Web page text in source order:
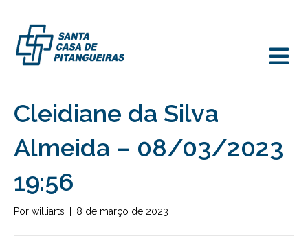
Cleidiane da Silva
Almeida – 08/03/2023
19:56
Por williarts 8 de março de 2023